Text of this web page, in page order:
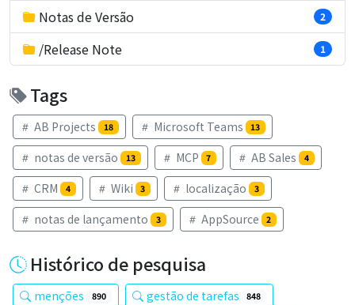
Notas de Versão 2
/Release Note 1
Tags
AB Projects 18 Microsoft Teams 13
notas de versão 13 MCP 7 AB Sales 4
CRM 4 Wiki 3 localização 3
notas de lançamento 3 AppSource 2
Histórico de pesquisa
menções 890 gestão de tarefas 848